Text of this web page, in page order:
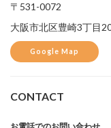
〒531-0072
大阪市北区豊崎3丁目
Google Map
CONTACT